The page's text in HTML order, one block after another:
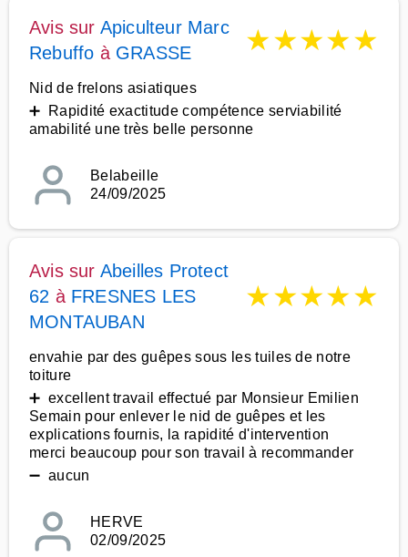
Avis sur Apiculteur Marc
Rebuffo à GRASSE ★★★★★
Nid de frelons asiatiques
➕ Rapidité exactitude compétence serviabilité
amabilité une très belle personne
Belabeille
24/09/2025
Avis sur Abeilles Protect
62 à FRESNES LES
MONTAUBAN
★★★★★
envahie par des guêpes sous les tuiles de notre
toiture
➕ excellent travail effectué par Monsieur Emilien
Semain pour enlever le nid de guêpes et les
explications fournis, la rapidité d'intervention
merci beaucoup pour son travail à recommander
➖ aucun
HERVE
02/09/2025